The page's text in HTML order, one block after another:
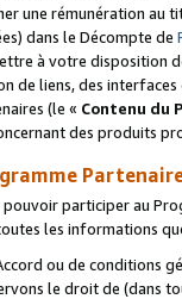
une rémunération
dans le Décompte de
à votre disposition
de liens, des
(le « Contenu du
des produits
participer au
les informations
ou de conditions
le droit de (dans